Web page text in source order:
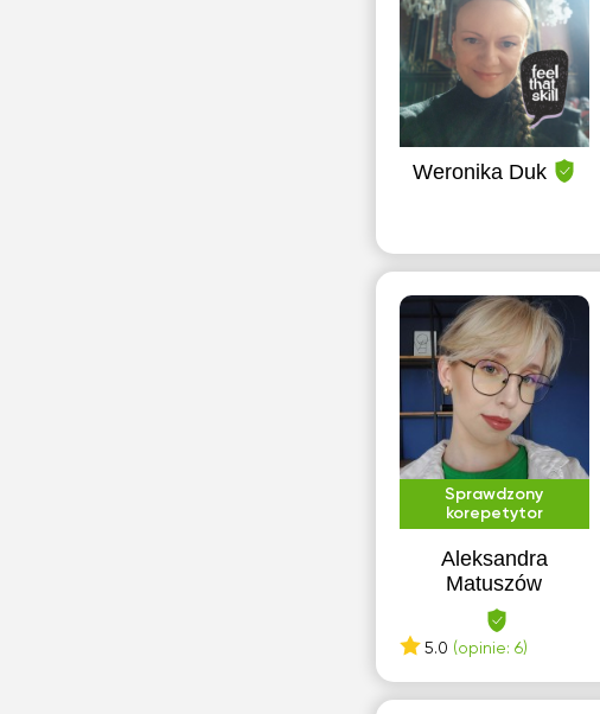
Weronika Duk
Sprawdzony
korepetytor
Aleksandra
Matuszów
5.0 (opinie: 6)